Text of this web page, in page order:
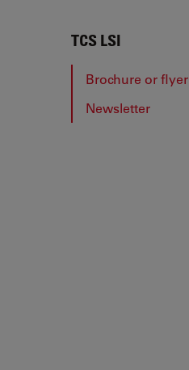
TCS LSI
Brochure or flyer
Newsletter